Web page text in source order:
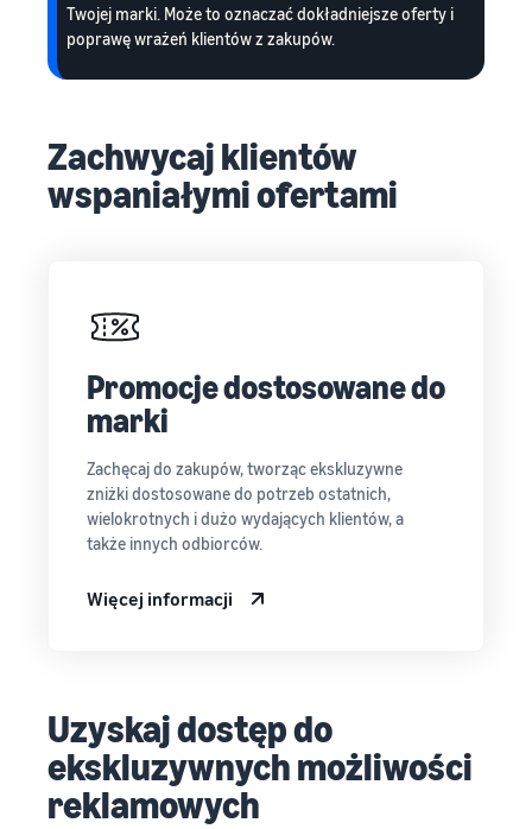
Twojej marki. Może to oznaczać dokładniejsze oferty i
poprawę wrażeń klientów z zakupów.
Zachwycaj klientów
wspaniałymi ofertami
Promocje dostosowane do
marki
Zachęcaj do zakupów, tworząc ekskluzywne
zniżki dostosowane do potrzeb ostatnich,
wielokrotnych i dużo wydających klientów, a
także innych odbiorców.
Więcej informacji
Uzyskaj dostęp do
ekskluzywnych możliwości
reklamowych